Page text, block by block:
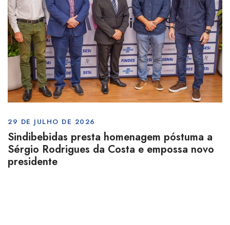
29 DE JULHO DE 2026
Sindibebidas presta homenagem póstuma a
Sérgio Rodrigues da Costa e empossa novo
presidente